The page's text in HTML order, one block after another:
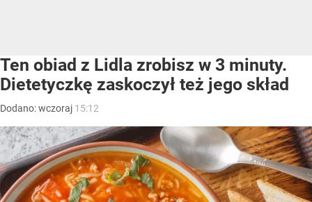
Ten obiad z Lidla zrobisz w 3 minuty.
Dietetyczkę zaskoczył też jego skład
Dodano:wczoraj 15:12